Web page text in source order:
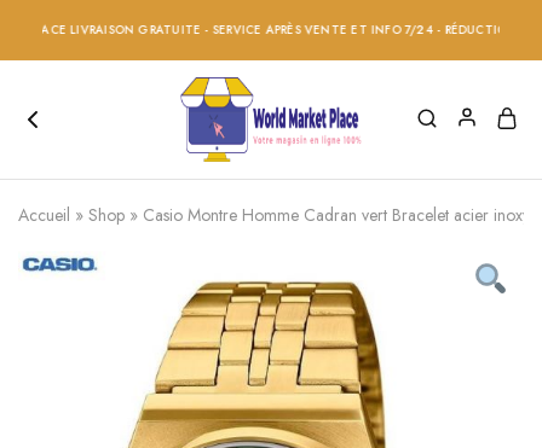
LIVRAISON GRATUITE - SERVICE APRÈS VENTE ET INFO 7/24 - RÉDUCTION 20%
Accueil » Shop » Casio Montre Homme Cadran vert Bracelet acier